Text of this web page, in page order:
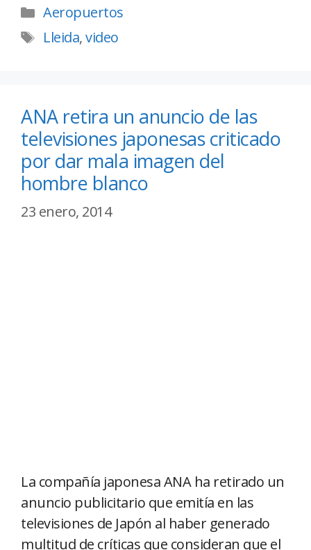
Aeropuertos
Lleida,video
ANA retira un anuncio de las
televisiones japonesas criticado
por dar mala imagen del
hombre blanco
23 enero, 2014
La compañía japonesa ANA ha retirado un
anuncio publicitario que emitía en las
televisiones de Japón al haber generado
multitud de críticas que consideran que el